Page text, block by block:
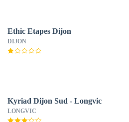
Ethic Etapes Dijon
DIJON
Kyriad Dijon Sud - Longvic
LONGVIC